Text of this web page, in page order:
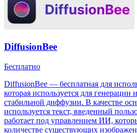
DiffusionBee
Бесплатно
DiffusionBee — бесплатная для
которая используется для
стабильной диффузии. В качестве
используется текст, введенный
работает под управлением ИИ,
количестве существующих